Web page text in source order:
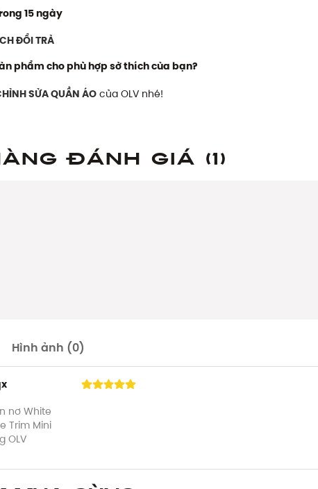
15 ngày
ĐỔI TRẢ
phẩm cho phù hợp sở thích của bạn?
SỬA QUẦN ÁO của OLV nhé!
đánh giá (1)
Hình ảnh (0)
nơ White
Trim Mini
OLV